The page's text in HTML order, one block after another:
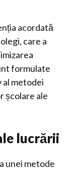
acordată
care a
formulate
al metodei
școlare ale
lucrării
unei metode